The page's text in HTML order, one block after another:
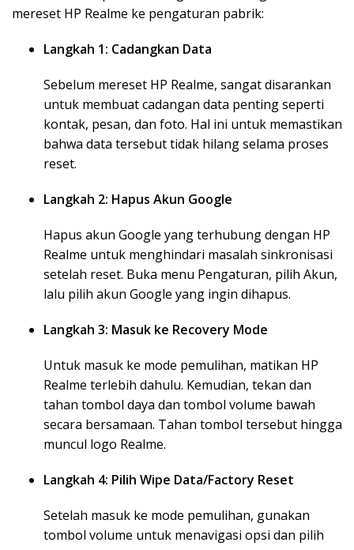
mereset HP Realme ke pengaturan pabrik:
Langkah 1: Cadangkan Data
Sebelum mereset HP Realme, sangat disarankan
untuk membuat cadangan data penting seperti
kontak, pesan, dan foto. Hal ini untuk memastikan
bahwa data tersebut tidak hilang selama proses
reset.
Langkah 2: Hapus Akun Google
Hapus akun Google yang terhubung dengan HP
Realme untuk menghindari masalah sinkronisasi
setelah reset. Buka menu Pengaturan, pilih Akun,
lalu pilih akun Google yang ingin dihapus.
Langkah 3: Masuk ke Recovery Mode
Untuk masuk ke mode pemulihan, matikan HP
Realme terlebih dahulu. Kemudian, tekan dan
tahan tombol daya dan tombol volume bawah
secara bersamaan. Tahan tombol tersebut hingga
muncul logo Realme.
Langkah 4: Pilih Wipe Data/Factory Reset
Setelah masuk ke mode pemulihan, gunakan
tombol volume untuk menavigasi opsi dan pilih